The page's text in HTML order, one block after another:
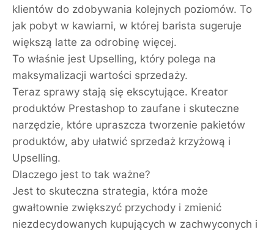
klientów do zdobywania kolejnych poziomów. To
jak pobyt w kawiarni, w której barista sugeruje
większą latte za odrobinę więcej.
To właśnie jest Upselling, który polega na
maksymalizacji wartości sprzedaży.
Teraz sprawy stają się ekscytujące. Kreator
produktów Prestashop to zaufane i skuteczne
narzędzie, które upraszcza tworzenie pakietów
produktów, aby ułatwić sprzedaż krzyżową i
Upselling.
Dlaczego jest to tak ważne?
Jest to skuteczna strategia, która może
gwałtownie zwiększyć przychody i zmienić
niezdecydowanych kupujących w zachwyconych i